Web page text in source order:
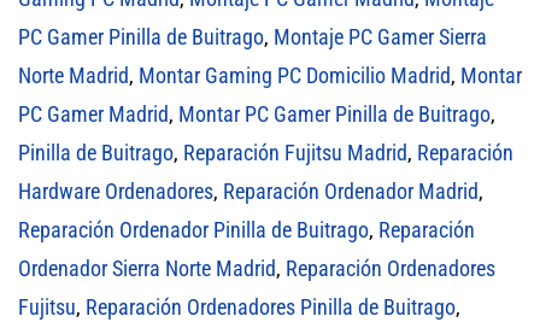
PC Gamer Pinilla de Buitrago, Montaje PC Gamer Sierra
Norte Madrid, Montar Gaming PC Domicilio Madrid, Montar
PC Gamer Madrid, Montar PC Gamer Pinilla de Buitrago,
Pinilla de Buitrago, Reparación Fujitsu Madrid, Reparación
Hardware Ordenadores, Reparación Ordenador Madrid,
Reparación Ordenador Pinilla de Buitrago, Reparación
Ordenador Sierra Norte Madrid, Reparación Ordenadores
Fujitsu, Reparación Ordenadores Pinilla de Buitrago,